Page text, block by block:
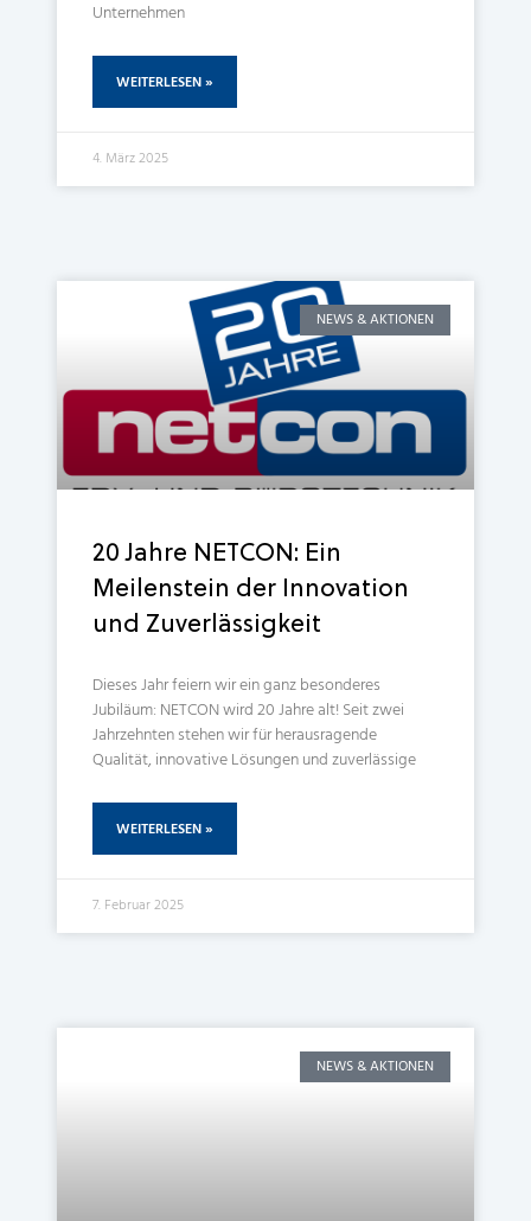
Unternehmen
WEITERLESEN »
4. März 2025
NEWS & AKTIONEN
20 Jahre NETCON: Ein
Meilenstein der Innovation
und Zuverlässigkeit
Dieses Jahr feiern wir ein ganz besonderes
Jubiläum: NETCON wird 20 Jahre alt! Seit zwei
Jahrzehnten stehen wir für herausragende
Qualität, innovative Lösungen und zuverlässige
WEITERLESEN »
7. Februar 2025
NEWS & AKTIONEN